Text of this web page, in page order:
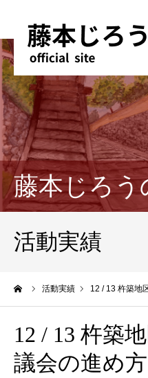
藤本じろう
活動実績
活動実績 12 / 13 杵築地
12 / 13 杵築
議会の進め